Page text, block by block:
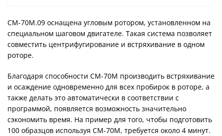
CM-70М.09 оснащена угловым ротором, установленном на
специальном шаговом двигателе. Такая система позволяет
совместить центрифугирование и встряхивание в одном
роторе.
Благодаря способности CM-70M производить встряхивание
и осаждение одновременно для всех пробирок в роторе, а
также делать это автоматически в соответствии с
программой, появляется возможность значительно
сэкономить время. На пример для того, чтобы подготовить
100 образцов используя CM-70M, требуется около 4 минут.